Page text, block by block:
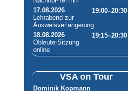
19:00–20:30
17.08.2026
Lehrabend zur
Ausweisverlängerung
19:15–20:30
18.08.2026
Obleute-Sitzung
online
VSA on Tour
Dominik Kopmann